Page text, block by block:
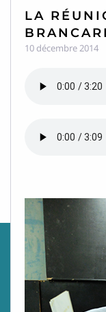
Nord-Pas-De-
Pays-de-la-
Picardie
LA
10 décembre 2014